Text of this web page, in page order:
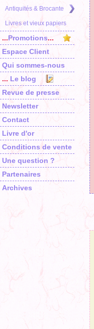
Antiquités & Brocante
Livres et vieux papiers
...Promotions...
Espace Client
Qui sommes-nous
... Le blog
Revue de presse
Newsletter
Contact
Livre d'or
Conditions de vente
Une question ?
Partenaires
Archives